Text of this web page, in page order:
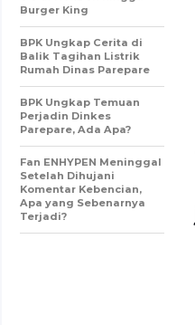
Burger King ‎
BPK Ungkap Cerita di
Balik Tagihan Listrik
Rumah Dinas Parepare
BPK Ungkap Temuan
Perjadin Dinkes
Parepare, Ada Apa?
Fan ENHYPEN Meninggal
Setelah Dihujani
Komentar Kebencian,
Apa yang Sebenarnya
Terjadi?